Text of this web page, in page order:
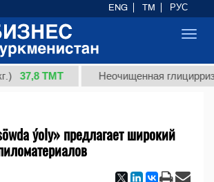
37,8 ТМТ Неочищенная
ýoly» предлагает широкий
ENG TM РУС